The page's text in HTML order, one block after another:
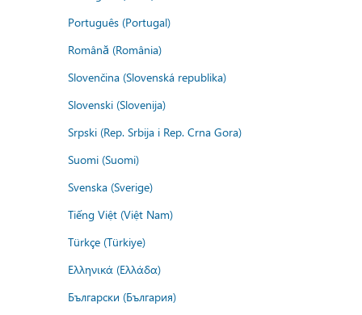
Português (Portugal)
Română (România)
Slovenčina (Slovenská republika)
Slovenski (Slovenija)
Srpski (Rep. Srbija i Rep. Crna Gora)
Suomi (Suomi)
Svenska (Sverige)
Tiếng Việt (Việt Nam)
Türkçe (Türkiye)
Ελληνικά (Ελλάδα)
Български (България)